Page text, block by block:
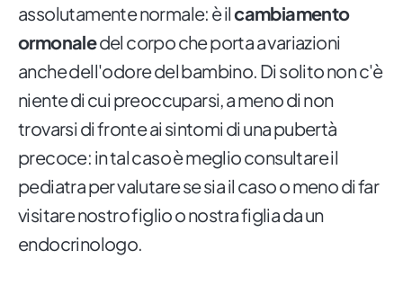
assolutamente normale: è ilcambiamento
ormonaledel corpo che porta a variazioni
anche dell'odore del bambino. Di solito non c'è
niente di cui preoccuparsi, a meno di non
trovarsi di fronte ai sintomi di una pubertà
precoce: in tal caso è meglio consultare il
pediatra per valutare se sia il caso o meno di far
visitare nostro figlio o nostra figlia da un
endocrinologo.